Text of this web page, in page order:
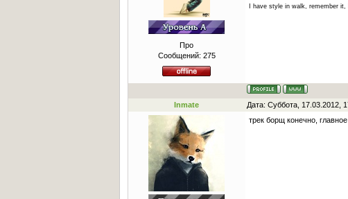
Про
Сообщений: 275
I have style in walk, remember
Inmate Дата: Суббота, 17.03.2012,
трек борщ конечно,